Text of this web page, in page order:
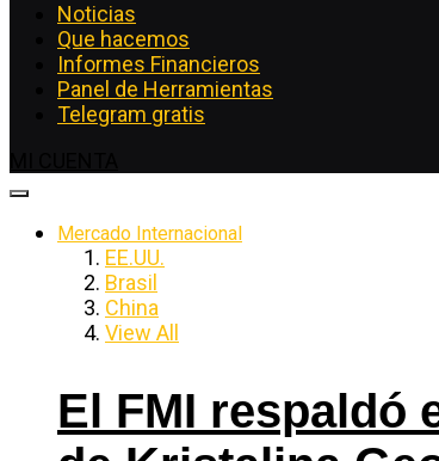
Noticias
Que hacemos
Informes Financieros
Panel de Herramientas
Telegram gratis
Mercado Internacional
EE.UU.
Brasil
China
View All
El FMI respaldó